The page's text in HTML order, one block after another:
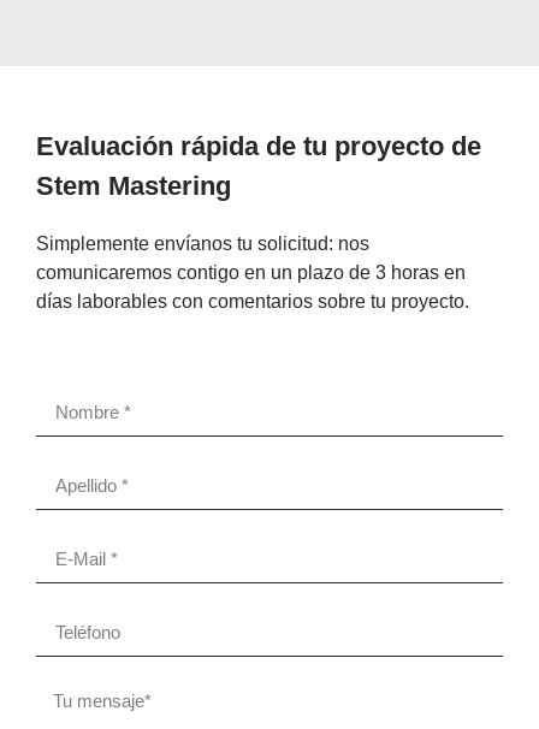
Evaluación rápida de tu proyecto de
Stem Mastering
Simplemente envíanos tu solicitud: nos
comunicaremos contigo en un plazo de 3 horas en
días laborables con comentarios sobre tu proyecto.